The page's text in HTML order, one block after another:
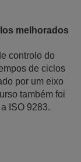
melhorados
controlo do
de ciclos
por um eixo
também foi
ISO 9283.